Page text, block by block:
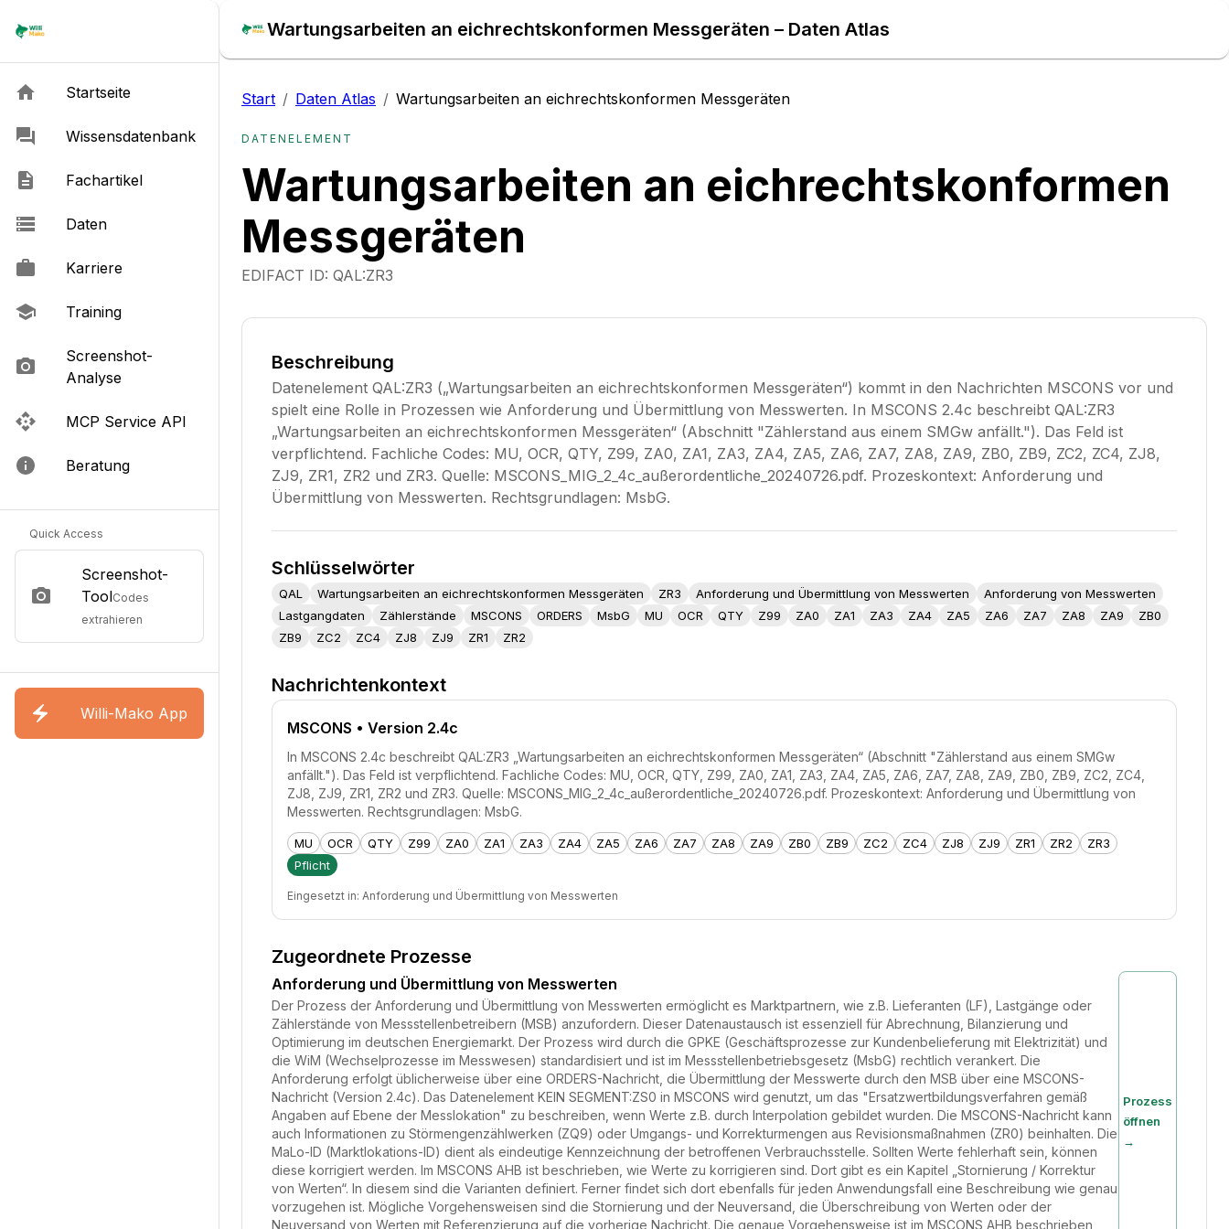
Wartungsarbeiten an eichrechtskonformen Messgeräten – Daten Atlas
Startseite
Wissensdatenbank
Fachartikel
Daten
Karriere
Training
Screenshot-
Analyse
MCP Service API
Beratung
Quick Access
Screenshot-
ToolCodes
extrahieren
Willi-Mako App
Start / Daten Atlas / Wartungsarbeiten an eichrechtskonformen Messgeräten
DATENELEMENT
Wartungsarbeiten an eichrechtskonformen
Messgeräten
EDIFACT ID: QAL:ZR3
Beschreibung
Datenelement QAL:ZR3 („Wartungsarbeiten an eichrechtskonformen Messgeräten“) kommt in den Nachrichten MSCONS vor und
spielt eine Rolle in Prozessen wie Anforderung und Übermittlung von Messwerten. In MSCONS 2.4c beschreibt QAL:ZR3
„Wartungsarbeiten an eichrechtskonformen Messgeräten“ (Abschnitt "Zählerstand aus einem SMGw anfällt."). Das Feld ist
verpflichtend. Fachliche Codes: MU, OCR, QTY, Z99, ZA0, ZA1, ZA3, ZA4, ZA5, ZA6, ZA7, ZA8, ZA9, ZB0, ZB9, ZC2, ZC4, ZJ8,
ZJ9, ZR1, ZR2 und ZR3. Quelle: MSCONS_MIG_2_4c_außerordentliche_20240726.pdf. Prozeskontext: Anforderung und
Übermittlung von Messwerten. Rechtsgrundlagen: MsbG.
Schlüsselwörter
QAL Wartungsarbeiten an eichrechtskonformen Messgeräten ZR3 Anforderung und Übermittlung von Messwerten
Anforderung von Messwerten
Lastgangdaten
Zählerstände MSCONS ORDERS MsbG MU OCR QTY Z99 ZA0 ZA1 ZA3 ZA4 ZA5 ZA6 ZA7 ZA8 ZA9
ZB0
ZB9
ZC2 ZC4 ZJ8 ZJ9 ZR1 ZR2
Nachrichtenkontext
MSCONS • Version 2.4c
In MSCONS 2.4c beschreibt QAL:ZR3 „Wartungsarbeiten an eichrechtskonformen Messgeräten“ (Abschnitt "Zählerstand aus einem SMGw
anfällt."). Das Feld ist verpflichtend. Fachliche Codes: MU, OCR, QTY, Z99, ZA0, ZA1, ZA3, ZA4, ZA5, ZA6, ZA7, ZA8, ZA9, ZB0, ZB9, ZC2, ZC4,
ZJ8, ZJ9, ZR1, ZR2 und ZR3. Quelle: MSCONS_MIG_2_4c_außerordentliche_20240726.pdf. Prozeskontext: Anforderung und Übermittlung von
Messwerten. Rechtsgrundlagen: MsbG.
MU OCR QTY Z99 ZA0 ZA1 ZA3 ZA4 ZA5 ZA6 ZA7 ZA8 ZA9 ZB0 ZB9 ZC2 ZC4 ZJ8 ZJ9 ZR1 ZR2
ZR3
Pflicht
Eingesetzt in: Anforderung und Übermittlung von Messwerten
Zugeordnete Prozesse
Anforderung und Übermittlung von Messwerten
Der Prozess der Anforderung und Übermittlung von Messwerten ermöglicht es Marktpartnern, wie z.B. Lieferanten (LF), Lastgänge oder
Zählerstände von Messstellenbetreibern (MSB) anzufordern. Dieser Datenaustausch ist essenziell für Abrechnung, Bilanzierung und
Optimierung im deutschen Energiemarkt. Der Prozess wird durch die GPKE (Geschäftsprozesse zur Kundenbelieferung mit Elektrizität) und
die WiM (Wechselprozesse im Messwesen) standardisiert und ist im Messstellenbetriebsgesetz (MsbG) rechtlich verankert. Die
Anforderung erfolgt üblicherweise über eine ORDERS-Nachricht, die Übermittlung der Messwerte durch den MSB über eine MSCONS-
Nachricht (Version 2.4c). Das Datenelement KEIN SEGMENT:ZS0 in MSCONS wird genutzt, um das "Ersatzwertbildungsverfahren gemäß
Angaben auf Ebene der Messlokation" zu beschreiben, wenn Werte z.B. durch Interpolation gebildet wurden. Die MSCONS-Nachricht kann
auch Informationen zu Störmengenzählwerken (ZQ9) oder Umgangs- und Korrekturmengen aus Revisionsmaßnahmen (ZR0) beinhalten. Die
MaLo-ID (Marktlokations-ID) dient als eindeutige Kennzeichnung der betroffenen Verbrauchsstelle. Sollten Werte fehlerhaft sein, können
diese korrigiert werden. Im MSCONS AHB ist beschrieben, wie Werte zu korrigieren sind. Dort gibt es ein Kapitel „Stornierung / Korrektur
von Werten“. In diesem sind die Varianten definiert. Ferner findet sich dort ebenfalls für jeden Anwendungsfall eine Beschreibung wie genau
vorzugehen ist. Mögliche Vorgehensweisen sind die Stornierung und der Neuversand, die Überschreibung von Werten oder der
Neuversand von Werten mit Referenzierung auf die vorherige Nachricht. Die genaue Vorgehensweise ist im MSCONS AHB beschrieben
Prozess
öffnen
→